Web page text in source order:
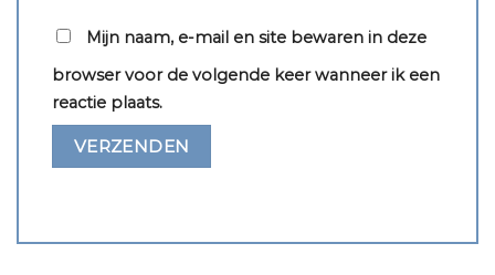
Mijn naam, e-mail en site bewaren in deze
browser voor de volgende keer wanneer ik een
reactie plaats.